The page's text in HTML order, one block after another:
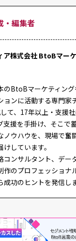
・編集者
ア株式会社 BtoBマー
のBtoBマーケティン
ョンに活動する専門家
て、17年以上・支援
支援を手掛け、そこで
ノウハウを、現場で奮
しています。
コンサルタント、デー
作のプロフェッショナ
功のヒントを発信しま